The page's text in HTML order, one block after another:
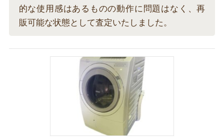
的な使用感はあるものの動作に問題はなく、再
販可能な状態として査定いたしました。